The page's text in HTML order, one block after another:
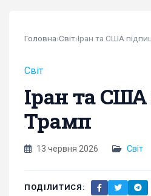
Головна›Світ›
Світ
Іран та
Трамп
13 червня 2026 Світ
ПОДІЛИТИСЯ: